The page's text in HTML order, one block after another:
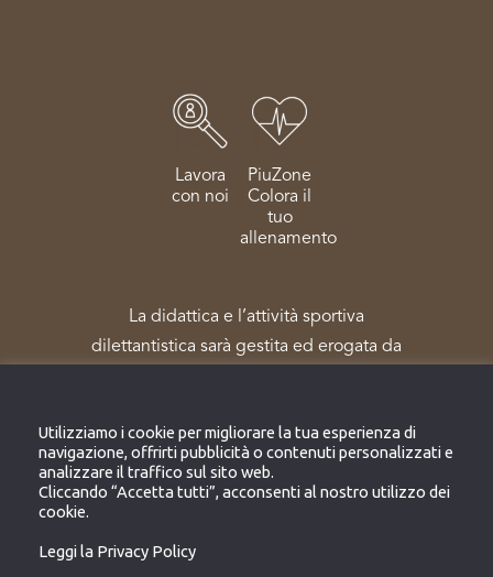
Lavora
con noi
PiuZone
Colora il
tuo
allenamento
La didattica e l’attività sportiva
dilettantistica sarà gestita ed erogata da
172303
SITO WEB PER LA PROPAGANDA
Utilizziamo i cookie per migliorare la tua esperienza di
navigazione, offrirti pubblicità o contenuti personalizzati e
analizzare il traffico sul sito web.
Cliccando “Accetta tutti”, acconsenti al nostro utilizzo dei
cookie.
Leggi la Privacy Policy